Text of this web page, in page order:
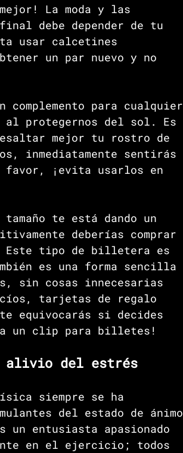
La moda y las
debe depender de tu
usar calcetines
un par nuevo y no
complemento para cualquier
al protegernos del sol. Es
mejor tu rostro de
inmediatamente sentirás
favor, ¡evita usarlos en
te está dando un
deberías comprar
Este tipo de billetera es
es una forma sencilla
sin cosas innecesarias
tarjetas de regalo
equivocarás si decides
a un clip para billetes!
alivio del estrés
siempre se ha
del estado de ánimo
un entusiasta apasionado
en el ejercicio; todos